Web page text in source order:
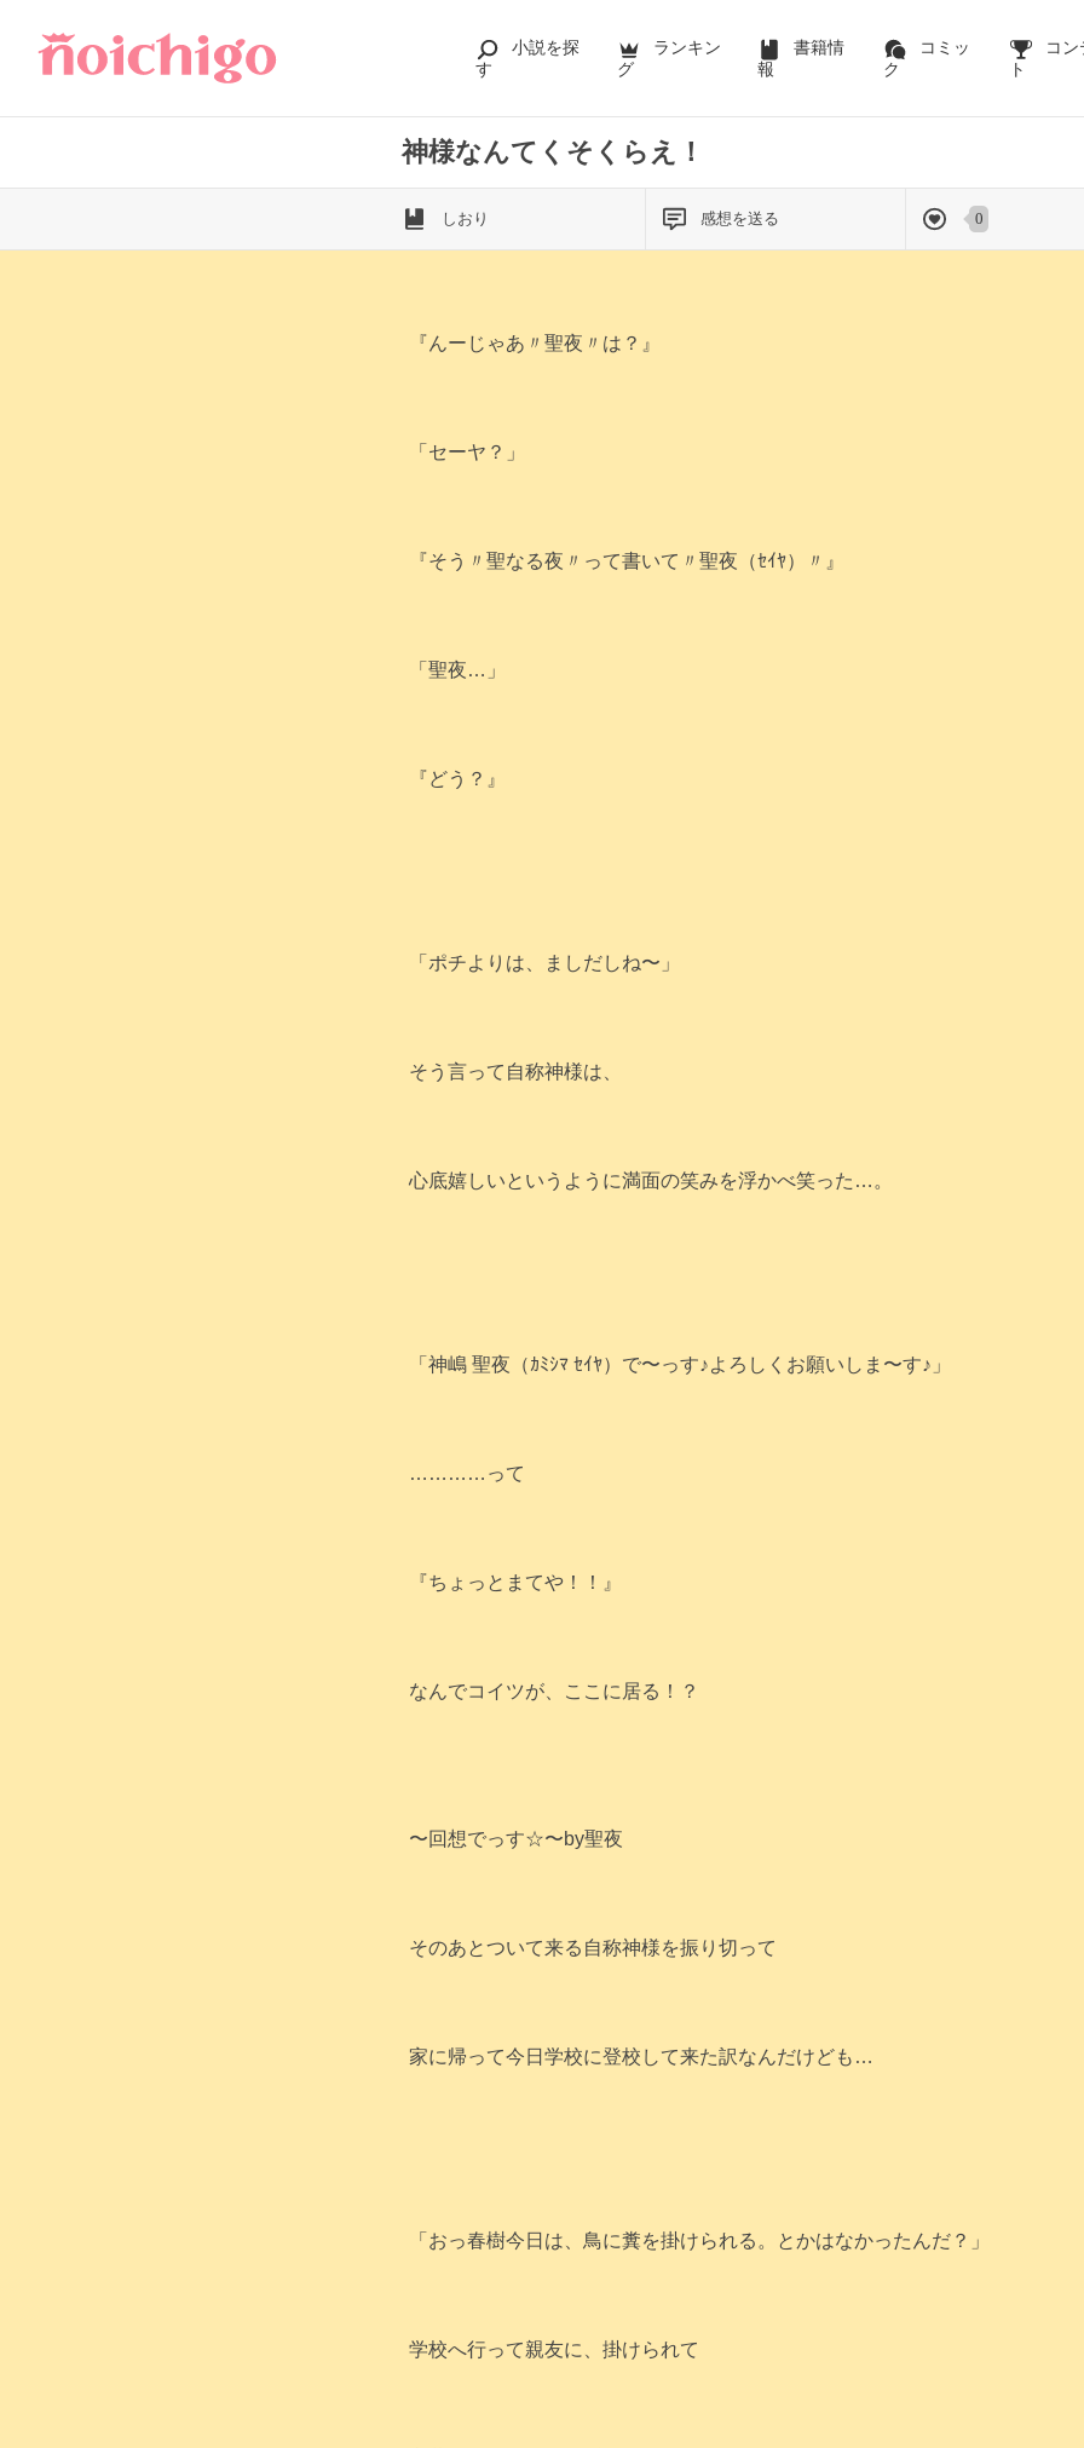
小説を探
す
ランキン
グ
書籍情
報
コミッ
ク
コン
ト
神様なんてくそくらえ！
しおり 感想を送る 0
前のページを表示する
『んーじゃあ〃聖夜〃は？』
『そう〃聖なる夜〃って書いて〃聖夜（ｾｲﾔ）〃』
『どう？』
「ポチよりは、ましだしね〜」
そう言って自称神様は、
心底嬉しいというように満面の笑みを浮かべ笑った…。
「神嶋 聖夜（ｶﾐｼﾏ ｾｲﾔ）で〜っす♪よろしくお願いしま〜す♪」
『ちょっとまてや！！』
なんでコイツが、ここに居る！？
〜回想でっす☆〜by聖夜
そのあとついて来る自称神様を振り切って
家に帰って今日学校に登校して来た訳なんだけども…
「おっ春樹今日は、鳥に糞を掛けられる。とかはなかったんだ？」
学校へ行って親友に、掛けられて